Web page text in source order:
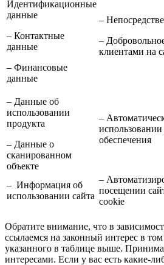
Идентификационные
данные
– Контактные
данные
– Финансовые
данные
–
–
клиентами на
– Данные об
использовании
продукта
– Данные о
сканированном
объекте
–
обеспечения
– Информация об
использовании сайта
–
посещении
cookie
Обратите внимание, что в
ссылаемся на законный интерес в
указанного в таблице выше.
интересами. Если у вас есть какие-